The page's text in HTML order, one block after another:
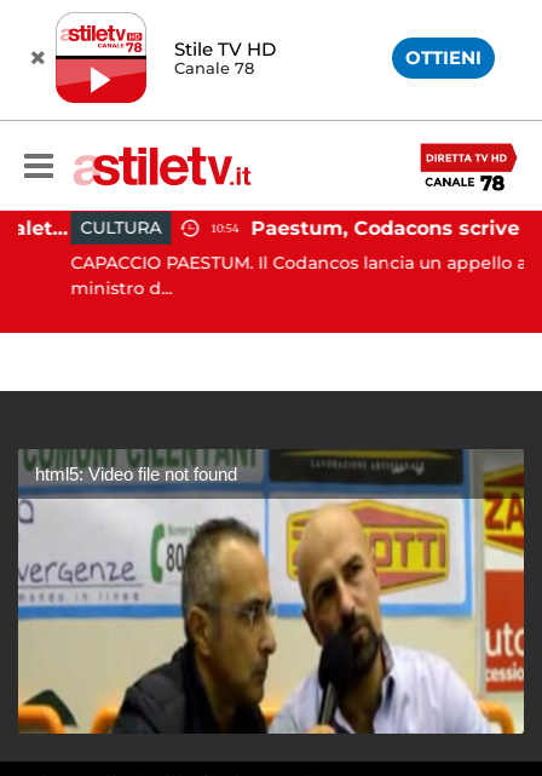
Stile TV HD
Canale 78 OTTIENI
Martina Carbonaro, braccialetto elettronico per i genitori della 14enne uccisa dall'ex CULTURA 10:54 Paestum, Codacons scrive al ministro Giuli: "Rilanciare scavi dell'Anfiteatro nell'area archeologica"
CAPACCIO PAESTUM. Il Codancos lancia un appello al
ministro d...
html5: Video file not found